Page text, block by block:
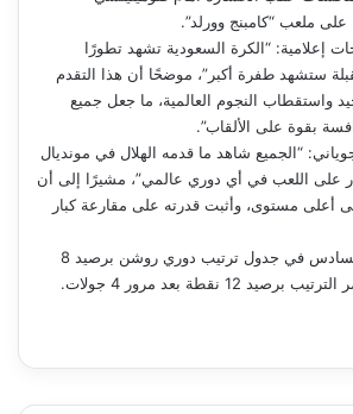
إعلامية: “الكرة السعودية تشهد تطورًا
ستشهد طفرة أكبر”، موضحًا أن هذا التقدم
واستقطاب النجوم العالمية، ما جعل جميع
بقوة على الألقاب”.
“الجميع شاهد ما قدمه الهلال في مونديال
على اللعب في أي دوري عالمي”، مشيرًا إلى أن
أعلى مستوى، وأثبت قدرته على مقارعة كبار
ويحتل الهلال المركز السادس في جدول ترتيب دوري روشن برصيد 8
12 نقطة بعد مرور 4 جولات.